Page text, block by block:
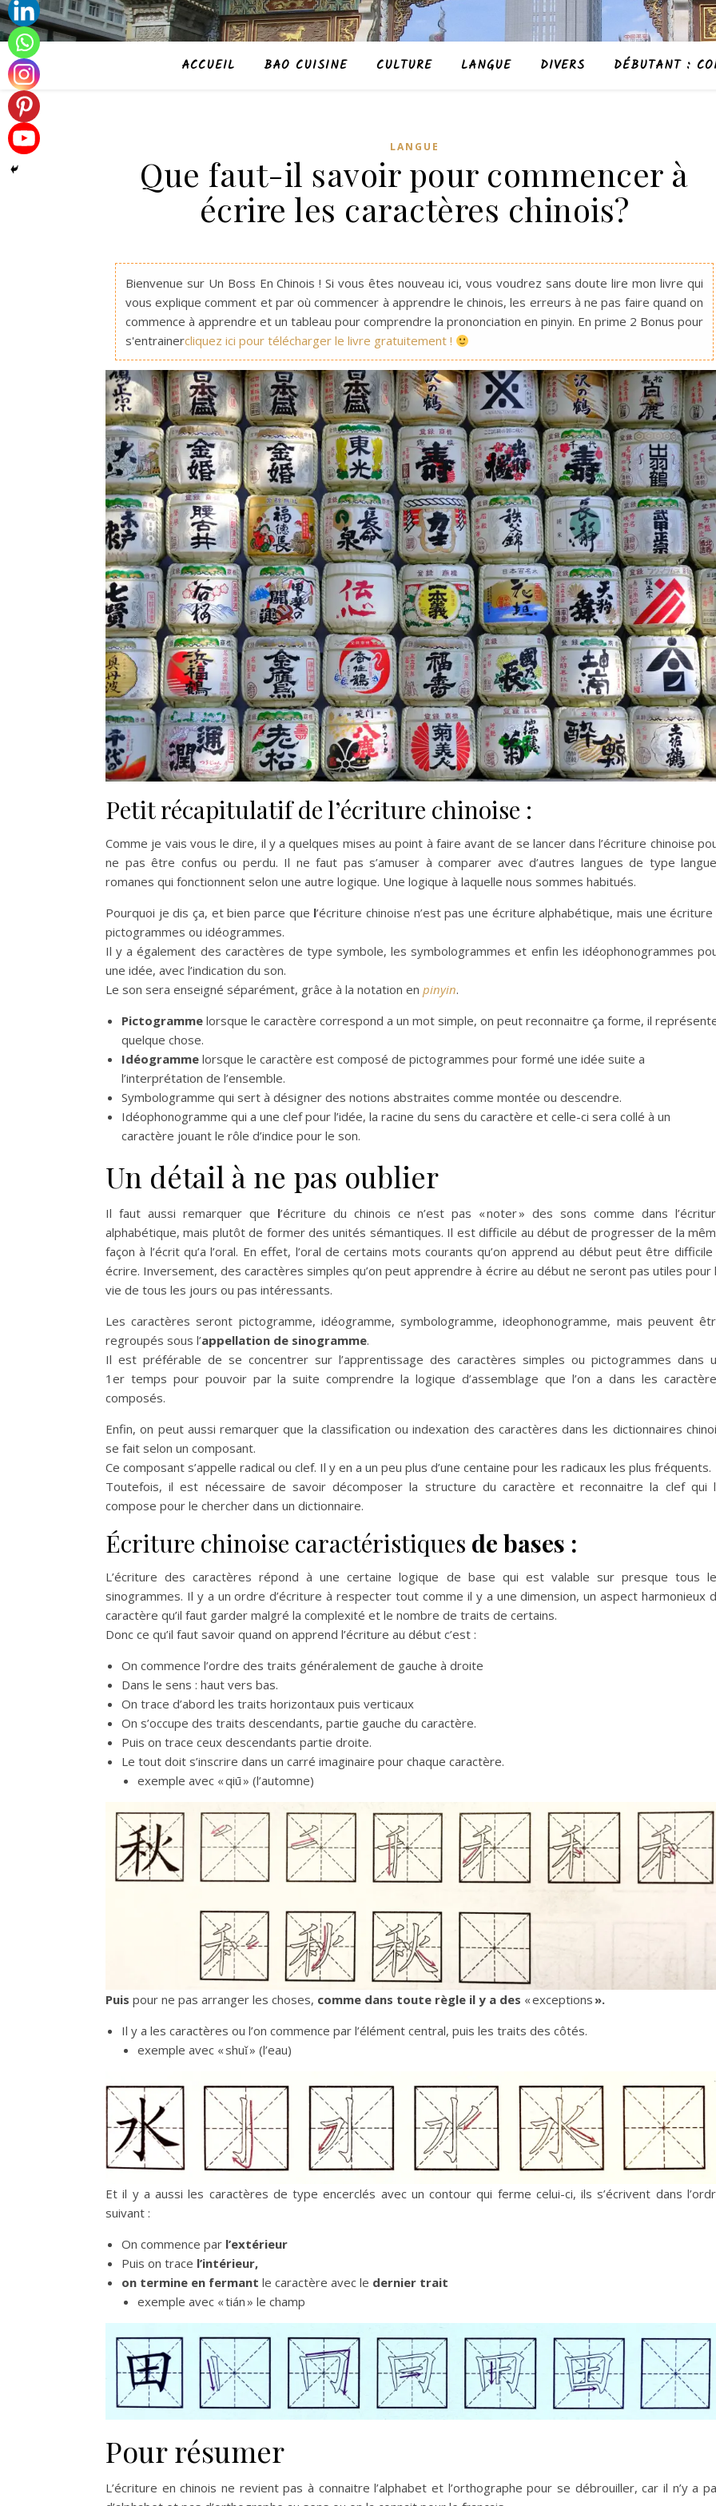
ACCUEIL BAO CUISINE CULTURE LANGUE DIVERS DÉBUTANT :
LANGUE
Que faut-il savoir pour commencer à
écrire les caractères chinois?
Bienvenue sur Un Boss En Chinois ! Si vous êtes nouveau ici, vous voudrez sans doute lire mon livre qui
vous explique comment et par où commencer à apprendre le chinois, les erreurs à ne pas faire quand on
commence à apprendre et un tableau pour comprendre la prononciation en pinyin. En prime 2 Bonus pour
s'entrainercliquez ici pour télécharger le livre gratuitement !
Petit récapitulatif de l’écriture chinoise :
Comme je vais vous le dire, il y a quelques mises au point à faire avant de se lancer dans l’écriture chinoise
ne pas être confus ou perdu. Il ne faut pas s’amuser à comparer avec d’autres langues de type
romanes qui fonctionnent selon une autre logique. Une logique à laquelle nous sommes habitués.
Pourquoi je dis ça, et bien parce que l’écriture chinoise n’est pas une écriture alphabétique, mais une écriture
pictogrammes ou idéogrammes.
Il y a également des caractères de type symbole, les symbologrammes et enfin les idéophonogrammes
une idée, avec l’indication du son.
Le son sera enseigné séparément, grâce à la notation en pinyin.
Pictogramme lorsque le caractère correspond a un mot simple, on peut reconnaitre ça forme, il
quelque chose.
Idéogramme lorsque le caractère est composé de pictogrammes pour formé une idée suite a
l’interprétation de l’ensemble.
Symbologramme qui sert à désigner des notions abstraites comme montée ou descendre.
Idéophonogramme qui a une clef pour l’idée, la racine du sens du caractère et celle-ci sera collé à un
caractère jouant le rôle d’indice pour le son.
Un détail à ne pas oublier
Il faut aussi remarquer que l’écriture du chinois ce n’est pas « noter » des sons comme dans
alphabétique, mais plutôt de former des unités sémantiques. Il est difficile au début de progresser de la
façon à l’écrit qu’a l’oral. En effet, l’oral de certains mots courants qu’on apprend au début peut être difficile
écrire. Inversement, des caractères simples qu’on peut apprendre à écrire au début ne seront pas utiles pour
vie de tous les jours ou pas intéressants.
Les caractères seront pictogramme, idéogramme, symbologramme, ideophonogramme, mais peuvent
regroupés sous l’appellation de sinogramme.
Il est préférable de se concentrer sur l’apprentissage des caractères simples ou pictogrammes dans
1er temps pour pouvoir par la suite comprendre la logique d’assemblage que l’on a dans les
composés.
Enfin, on peut aussi remarquer que la classification ou indexation des caractères dans les dictionnaires
se fait selon un composant.
Ce composant s’appelle radical ou clef. Il y en a un peu plus d’une centaine pour les radicaux les plus fréquents.
Toutefois, il est nécessaire de savoir décomposer la structure du caractère et reconnaitre la clef qui
compose pour le chercher dans un dictionnaire.
Écriture chinoise caractéristiques de bases :
L’écriture des caractères répond à une certaine logique de base qui est valable sur presque tous
sinogrammes. Il y a un ordre d’écriture à respecter tout comme il y a une dimension, un aspect harmonieux
caractère qu’il faut garder malgré la complexité et le nombre de traits de certains.
Donc ce qu’il faut savoir quand on apprend l’écriture au début c’est :
On commence l’ordre des traits généralement de gauche à droite
Dans le sens : haut vers bas.
On trace d’abord les traits horizontaux puis verticaux
On s’occupe des traits descendants, partie gauche du caractère.
Puis on trace ceux descendants partie droite.
Le tout doit s’inscrire dans un carré imaginaire pour chaque caractère.
exemple avec « qiū » (l’automne)
Puis pour ne pas arranger les choses, comme dans toute règle il y a des « exceptions ».
Il y a les caractères ou l’on commence par l’élément central, puis les traits des côtés.
exemple avec « shuǐ » (l’eau)
Et il y a aussi les caractères de type encerclés avec un contour qui ferme celui-ci, ils s’écrivent dans
suivant :
On commence par l’extérieur
Puis on trace l’intérieur,
on termine en fermant le caractère avec le dernier trait
exemple avec « tián » le champ
Pour résumer
L’écriture en chinois ne revient pas à connaitre l’alphabet et l’orthographe pour se débrouiller, car il n’y a